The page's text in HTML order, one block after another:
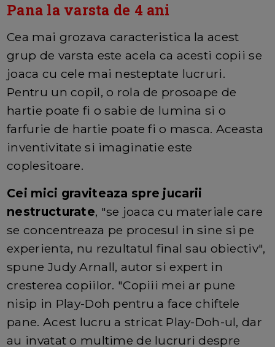
Pana la varsta de 4 ani
Cea mai grozava caracteristica la acest
grup de varsta este acela ca acesti copii se
joaca cu cele mai nesteptate lucruri.
Pentru un copil, o rola de prosoape de
hartie poate fi o sabie de lumina si o
farfurie de hartie poate fi o masca. Aceasta
inventivitate si imaginatie este
coplesitoare.
Cei mici graviteaza spre jucarii
nestructurate, "se joaca cu materiale care
se concentreaza pe procesul in sine si pe
experienta, nu rezultatul final sau obiectiv",
spune Judy Arnall, autor si expert in
cresterea copiilor. "Copiii mei ar pune
nisip in Play-Doh pentru a face chiftele
pane. Acest lucru a stricat Play-Doh-ul, dar
au invatat o multime de lucruri despre